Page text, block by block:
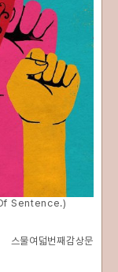
Sentence.)
스물여덟번째감상문